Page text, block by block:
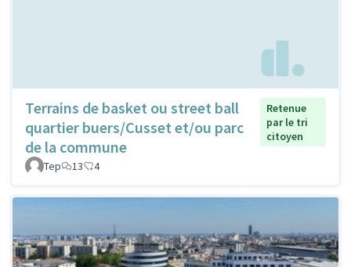
Terrains de basket ou street ball
quartier buers/Cusset et/ou parc
de la commune
Retenue
par le tri
citoyen
Tep 13 4